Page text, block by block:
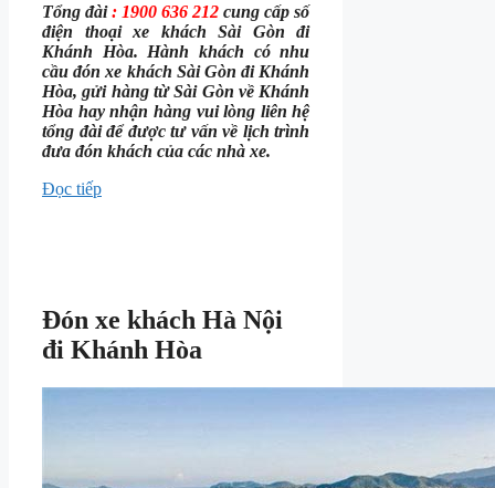
Tổng đài: 1900 636 212 cung cấp số
điện thoại xe khách Sài Gòn đi
Khánh Hòa. Hành khách có nhu
cầu đón xe khách Sài Gòn đi Khánh
Hòa, gửi hàng từ Sài Gòn về Khánh
Hòa hay nhận hàng vui lòng liên hệ
tổng đài để được tư vấn về lịch trình
đưa đón khách của các nhà xe.
Đọc tiếp
Đón xe khách Hà Nội
đi Khánh Hòa